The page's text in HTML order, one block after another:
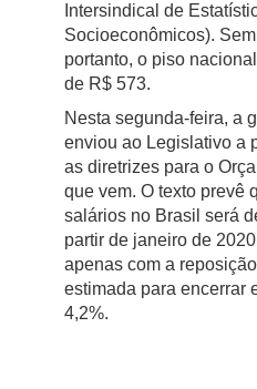
Intersindical de
Socioeconômicos).
portanto, o piso
de R$ 573.
Nesta segunda-feira, a
enviou ao Legislativo a
as diretrizes para o
que vem. O texto prevê
salários no Brasil será
partir de janeiro de
apenas com a
estimada para encerrar
4,2%.